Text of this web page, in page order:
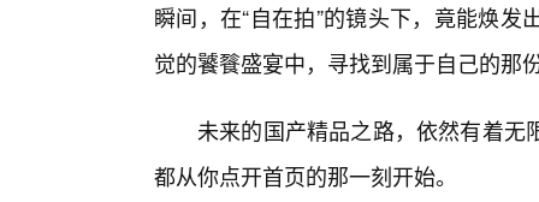
瞬间，在“自在拍”的镜头下，竟能焕
觉的饕餮盛宴中，寻找到属于自己的那
未来的国产精品之路，依然有着
都从你点开首页的那一刻开始。